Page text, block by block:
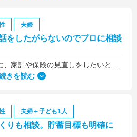
夫婦
をしたがらないのでプロに相談
きを読む
夫婦＋子ども1人
りも相談。貯蓄目標も明確に